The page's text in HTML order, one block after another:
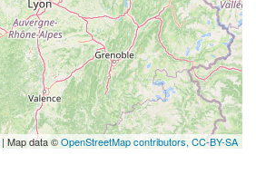
| Map data ©OpenStreetMap contributors, CC-BY-SA